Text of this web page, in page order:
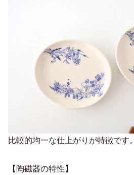
比較的均一な仕上がりが特徴です。
【陶磁器の特性】